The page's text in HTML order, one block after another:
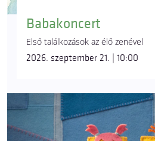
Babakoncert
Első találkozások az élő zenével
2026. szeptember 21. | 10:00